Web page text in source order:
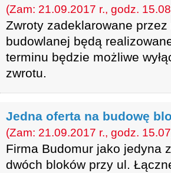
(Zam: 21.09.2017 r., godz.
Zwroty zadeklarowane
budowlanej będą
terminu będzie możliwe
zwrotu.
Jedna oferta na budowę
(Zam: 21.09.2017 r., godz.
Firma Budomur jako jedyna
dwóch bloków przy ul.